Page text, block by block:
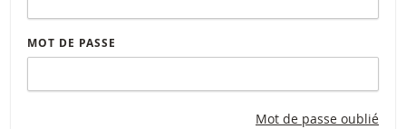
MOT DE PASSE
Mot de passe oublié